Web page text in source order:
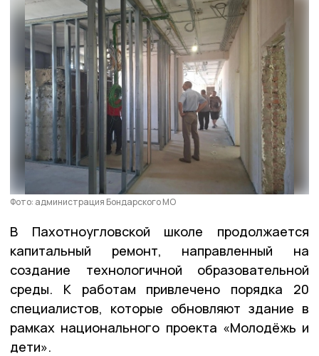
Фото: администрация Бондарского МО
В Пахотноугловской школе продолжается
капитальный ремонт, направленный на
создание технологичной образовательной
среды. К работам привлечено порядка 20
специалистов, которые обновляют здание в
рамках национального проекта «Молодёжь и
дети».